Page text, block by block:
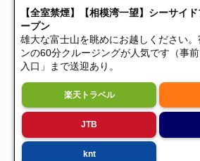
【全室禁煙】【相模湾一望】シーサイ
ープン
雄大な富士山を眺めにお越しください
ンの60分クルージングが人気です（事
入口」まで送迎あり。
楽天トラベル
JTB
knt